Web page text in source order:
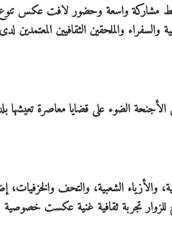
وسط مشاركة واسعة وحضور لافت عكس
والملحقين الثقافيين المعتمدين لدى
الضوء على قضايا معاصرة تعيشها
والأزياء الشعبية، والتحف والخزفيات،
للزوار تجربة ثقافية غنية عكست